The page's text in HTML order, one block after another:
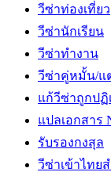
วีซ่าท่องเที่ยว
วีซ่านักเรียน
วีซ่าทำงาน
วีซ่าคู่หมั้น/แ
แก้วีซ่าถูกปฏิ
แปลเอกสาร
รับรองกงสุล
วีซ่าเข้าไทย